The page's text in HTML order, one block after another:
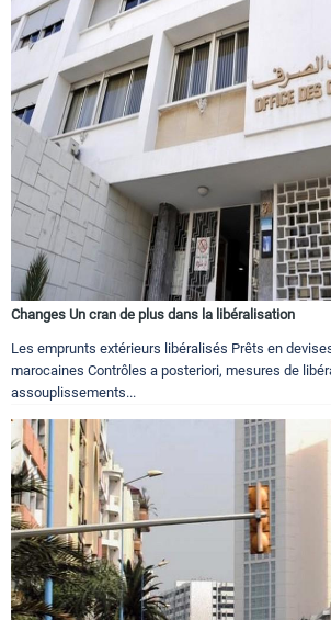
Changes Un cran de plus dans la libéralisation
Les emprunts extérieurs libéralisés Prêts en
marocaines Contrôles a posteriori, mesures de
assouplissements...